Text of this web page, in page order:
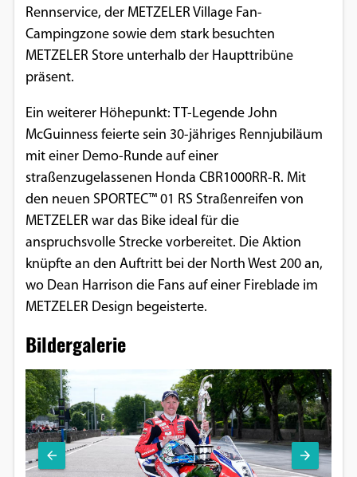
Rennservice, der METZELER Village Fan-
Campingzone sowie dem stark besuchten
METZELER Store unterhalb der Haupttribüne
präsent.
Ein weiterer Höhepunkt: TT-Legende John
McGuinness feierte sein 30-jähriges Rennjubiläum
mit einer Demo-Runde auf einer
straßenzugelassenen Honda CBR1000RR-R. Mit
den neuen SPORTEC™ 01 RS Straßenreifen von
METZELER war das Bike ideal für die
anspruchsvolle Strecke vorbereitet. Die Aktion
knüpfte an den Auftritt bei der North West 200 an,
wo Dean Harrison die Fans auf einer Fireblade im
METZELER Design begeisterte.
Bildergalerie